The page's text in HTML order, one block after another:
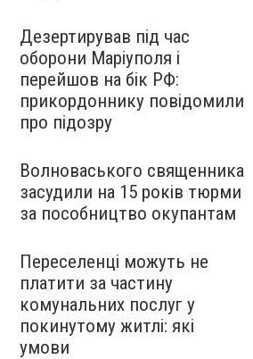
Дезертирував під час
оборони Маріуполя і
перейшов на бік РФ:
прикордоннику повідомили
про підозру
Волноваського священника
засудили на 15 років тюрми
за пособництво окупантам
Переселенці можуть не
платити за частину
комунальних послуг у
покинутому житлі: які
умови